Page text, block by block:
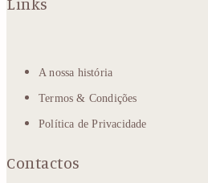
A nossa história
Termos & Condições
Política de Privacidade
Contactos